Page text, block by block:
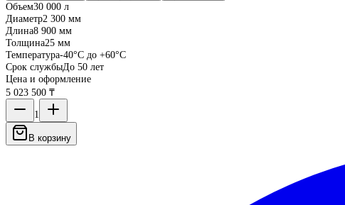
Объем30 000 л
Диаметр2 300 мм
Длина8 900 мм
Толщина25 мм
Температура-40°C до +60°C
Срок службыДо 50 лет
Цена и оформление
5 023 500 ₸
1
В корзину